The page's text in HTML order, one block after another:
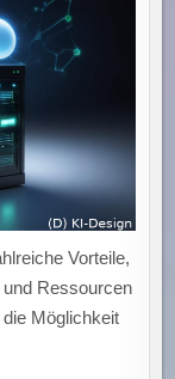
Vorteile,
Ressourcen
Möglichkeit